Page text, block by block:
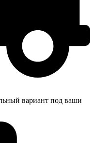
вариант под ваши